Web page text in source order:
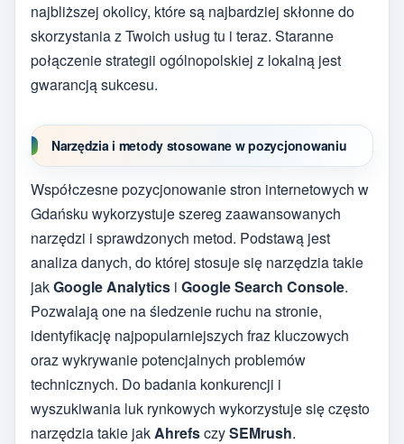
najbliższej okolicy, które są najbardziej skłonne do
skorzystania z Twoich usług tu i teraz. Staranne
połączenie strategii ogólnopolskiej z lokalną jest
gwarancją sukcesu.
Narzędzia i metody stosowane w pozycjonowaniu
Współczesne pozycjonowanie stron internetowych w
Gdańsku wykorzystuje szereg zaawansowanych
narzędzi i sprawdzonych metod. Podstawą jest
analiza danych, do której stosuje się narzędzia takie
jakGoogle Analytics i Google Search Console.
Pozwalają one na śledzenie ruchu na stronie,
identyfikację najpopularniejszych fraz kluczowych
oraz wykrywanie potencjalnych problemów
technicznych. Do badania konkurencji i
wyszukiwania luk rynkowych wykorzystuje się często
narzędzia takie jakAhrefsczySEMrush.